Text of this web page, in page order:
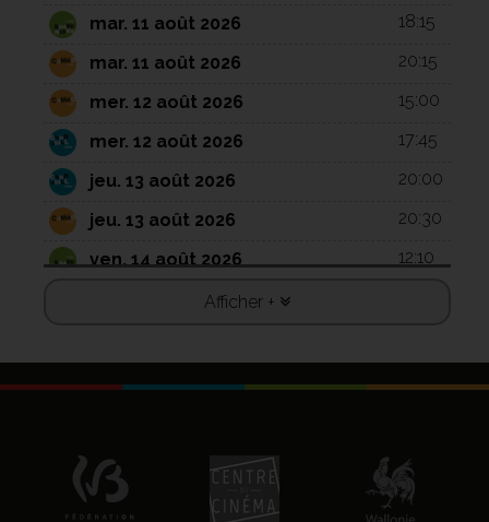
mar. 11 août 2026
18:15
mar. 11 août 2026
20:15
mer. 12 août 2026
15:00
mer. 12 août 2026
17:45
jeu. 13 août 2026
20:00
jeu. 13 août 2026
20:30
ven. 14 août 2026
12:10
ven. 14 août 2026
dim. 16 août 2026
lun. 17 août 2026
12:00
Afficher +